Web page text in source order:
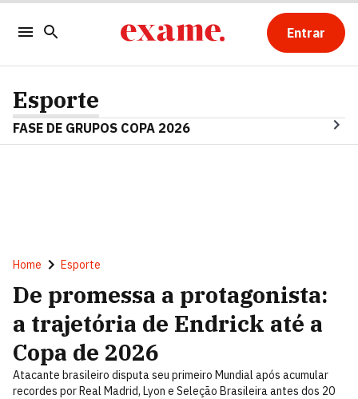
Entrar
Esporte
FASE DE GRUPOS COPA 2026
Home Esporte
De promessa a protagonista:
a trajetória de Endrick até a
Copa de 2026
Atacante brasileiro disputa seu primeiro Mundial após acumular
recordes por Real Madrid, Lyon e Seleção Brasileira antes dos 20